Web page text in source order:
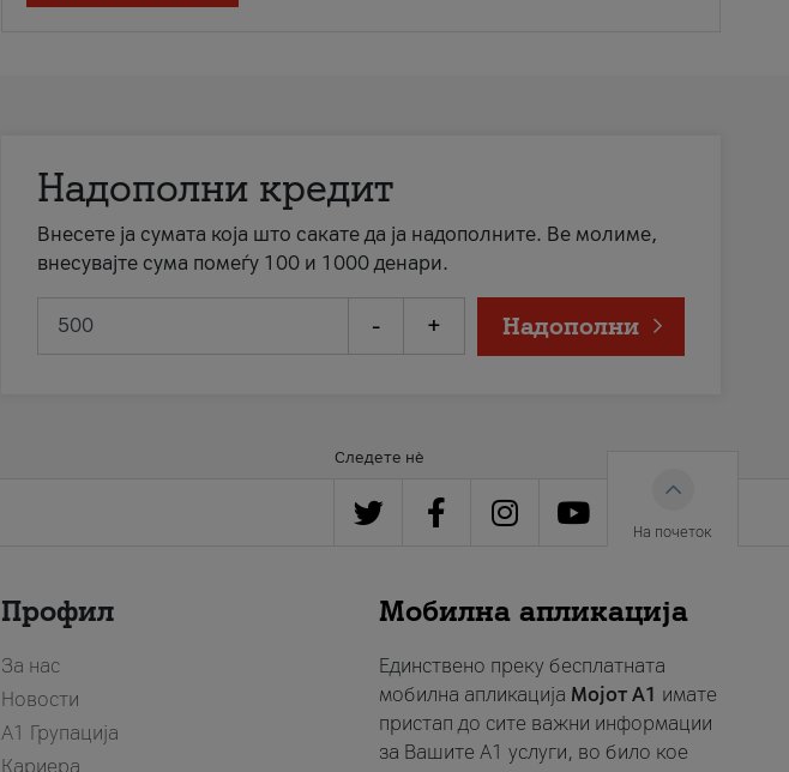
Надополни кредит
Внесете ја сумата која што сакате да ја надополните. Ве молиме,
внесувајте сума помеѓу 100 и 1000 денари.
- + Надополни
Следете нè
На почеток
Профил
За нас
Новости
А1 Групација
Кариера
Мобилна апликација
Единствено преку бесплатната
мобилна апликација Мојот A1 имате
пристап до сите важни информации
за Вашите A1 услуги, во било кое